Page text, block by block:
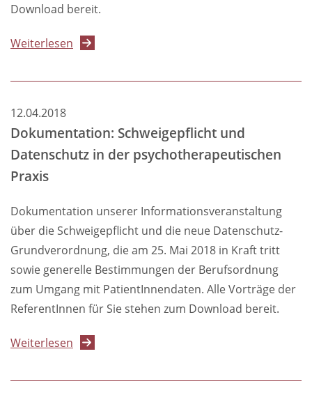
Download bereit.
Weiterlesen über
Schweigepflicht
in
der
am
05.09.2018
12.04.2018
Dokumentation: Schweigepflicht und
Datenschutz in der psychotherapeutischen
Praxis
Dokumentation unserer Informationsveranstaltung
über die Schweigepflicht und die neue Datenschutz-
Grundverordnung, die am 25. Mai 2018 in Kraft tritt
sowie generelle Bestimmungen der Berufsordnung
zum Umgang mit PatientInnendaten. Alle Vorträge der
ReferentInnen für Sie stehen zum Download bereit.
Weiterlesen über
Schweigepflicht